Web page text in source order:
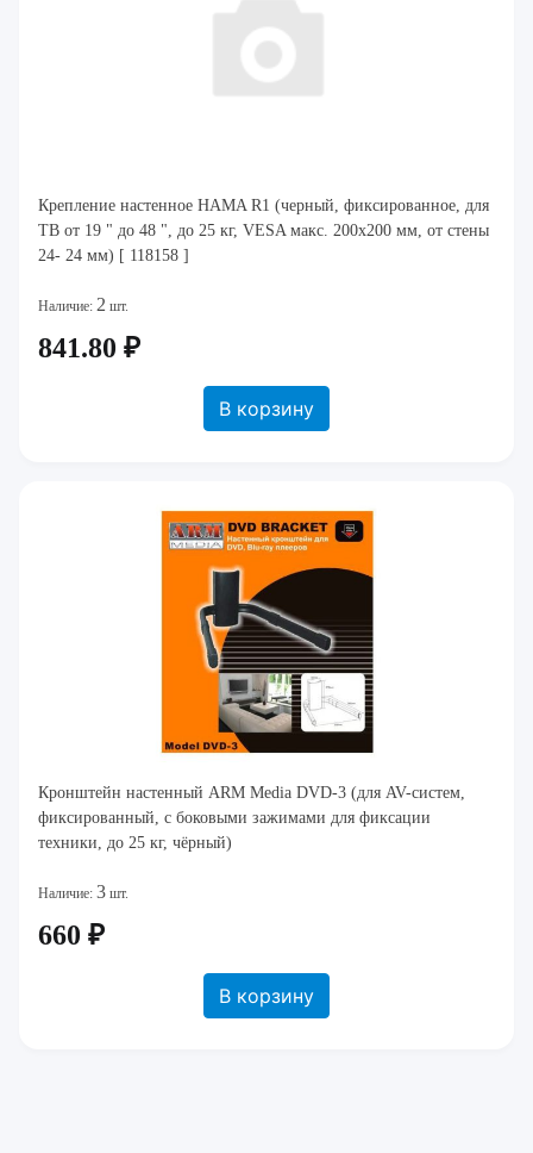
Крепление настенное HAMA R1 (черный, фиксированное, для
ТВ от 19 " до 48 ", до 25 кг, VESA макс. 200x200 мм, от стены
24- 24 мм) [ 118158 ]
Наличие: 2 шт.
841.80 ₽
В корзину
Кронштейн настенный ARM Media DVD-3 (для AV-систем,
фиксированный, с боковыми зажимами для фиксации
техники, до 25 кг, чёрный)
Наличие: 3 шт.
660 ₽
В корзину